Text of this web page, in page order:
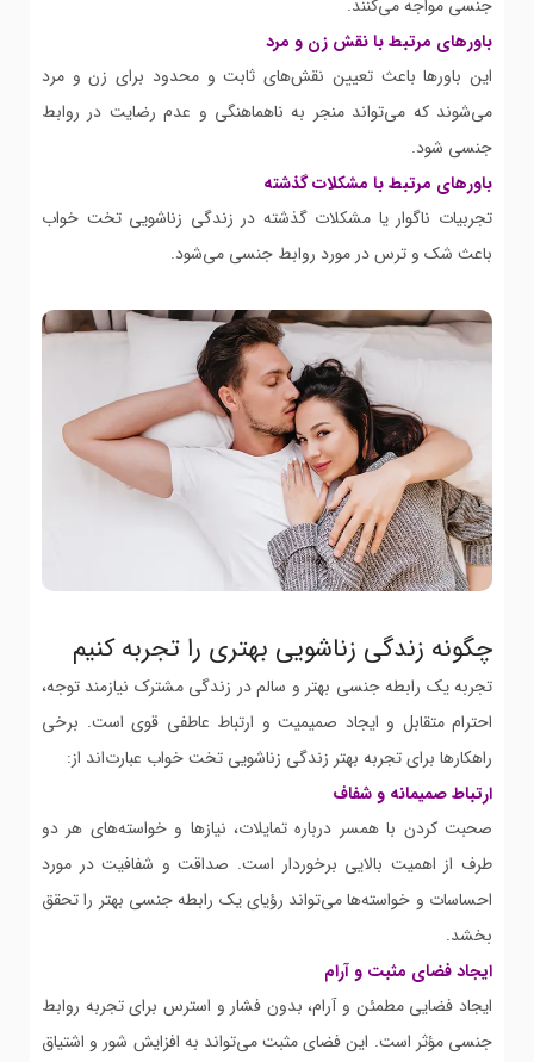
جنسی مواجه می‌کنند.
باورهای مرتبط با نقش زن و مرد
این باورها باعث تعیین نقش‌های ثابت و محدود برای زن و مرد
می‌شوند که می‌تواند منجر به ناهماهنگی و عدم رضایت در روابط
جنسی شود.
باورهای مرتبط با مشکلات گذشته
تجربیات ناگوار یا مشکلات گذشته در زندگی زناشویی تخت خواب
باعث شک و ترس در مورد روابط جنسی می‌شود.
چگونه زندگی زناشویی بهتری را تجربه کنیم
تجربه یک رابطه جنسی بهتر و سالم در زندگی مشترک نیازمند توجه،
احترام متقابل و ایجاد صمیمیت و ارتباط عاطفی قوی است. برخی
راهکارها برای تجربه بهتر زندگی زناشویی تخت خواب عبارت‌اند از:
ارتباط صمیمانه و شفاف
صحبت کردن با همسر درباره تمایلات، نیازها و خواسته‌های هر دو
طرف از اهمیت بالایی برخوردار است. صداقت و شفافیت در مورد
احساسات و خواسته‌ها می‌تواند رؤیای یک رابطه جنسی بهتر را تحقق
بخشد.
ایجاد فضای مثبت و آرام
ایجاد فضایی مطمئن و آرام، بدون فشار و استرس برای تجربه روابط
جنسی مؤثر است. این فضای مثبت می‌تواند به افزایش شور و اشتیاق